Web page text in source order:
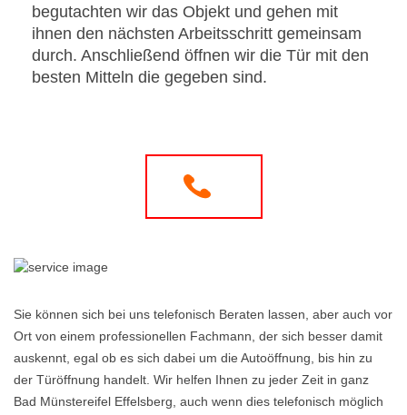
begutachten wir das Objekt und gehen mit
ihnen den nächsten Arbeitsschritt gemeinsam
durch. Anschließend öffnen wir die Tür mit den
besten Mitteln die gegeben sind.
Sie können sich bei uns telefonisch Beraten lassen, aber auch vor
Ort von einem professionellen Fachmann, der sich besser damit
auskennt, egal ob es sich dabei um die Autoöffnung, bis hin zu
der Türöffnung handelt. Wir helfen Ihnen zu jeder Zeit in ganz
Bad Münstereifel Effelsberg, auch wenn dies telefonisch möglich